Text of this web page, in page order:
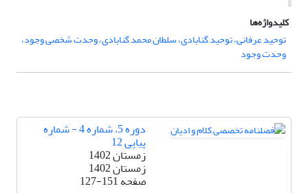
کلیدواژه‌ها
توحید عرفانی، توحید گنابادی، سلطان محمد گنابادی، وحدت شخصی وجود،
وحدت وجود
دوره 5، شماره 4 - شماره
پیاپی 12
زمستان 1402
زمستان 1402
صفحه127-151